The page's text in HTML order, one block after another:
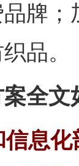
牌；
品。
文
信息